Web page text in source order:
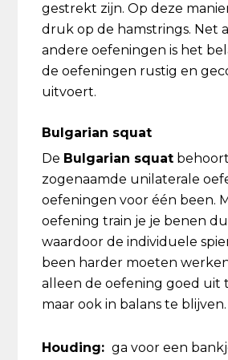
gestrekt zijn. Op deze
druk op de hamstrings. Net
andere oefeningen is het
de oefeningen rustig en
uitvoert.
Bulgarian squat
De Bulgarian squat
zogenaamde unilaterale
oefeningen voor één been.
oefening train je je benen
waardoor de individuele
been harder moeten
alleen de oefening goed uit
maar ook in balans te blijven.
Houding: ga voor een